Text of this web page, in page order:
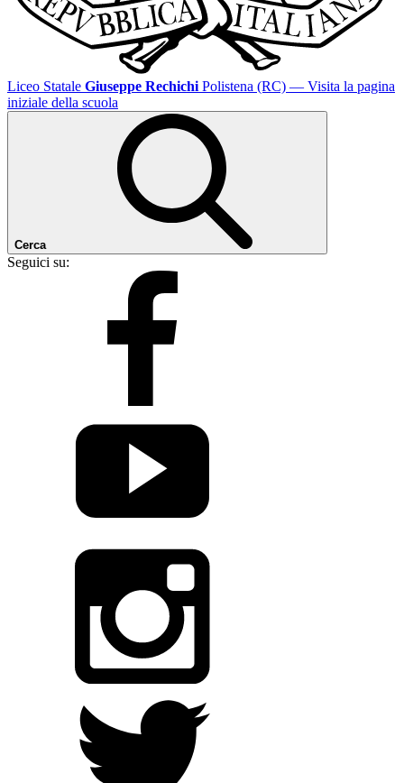
Liceo Statale Giuseppe Rechichi Polistena (RC) — Visita la pagina
iniziale della scuola
Cerca
Seguici su: